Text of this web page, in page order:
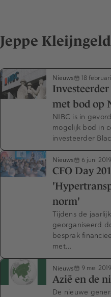
Jeppe Kleijngeld
Nieuws 18
met bod op
NIBC is in
mogelijk bod in
investeerder
Nieuws 6 juni 2019
CFO Day
norm'
Tijdens de
georganiseerd
besprak
met…
Nieuws 9 mei 2019
Azië en de
De nieuwe